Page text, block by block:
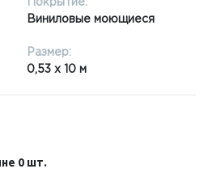
Покрытие:
Виниловые моющиеся
Размер:
0,53 x 10 м
0 шт.